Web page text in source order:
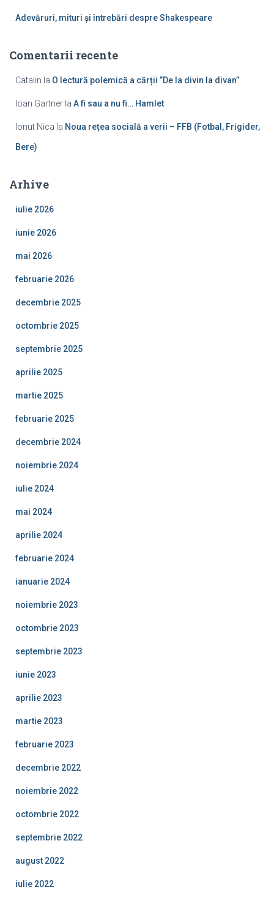
Adevăruri, mituri și întrebări despre Shakespeare
Comentarii recente
Catalin la O lectură polemică a cărții ”De la divin la divan”
Ioan Gartner la A fi sau a nu fi… Hamlet
Ionut Nica la Noua rețea socială a verii – FFB (Fotbal, Frigider,
Bere)
Arhive
iulie 2026
iunie 2026
mai 2026
februarie 2026
decembrie 2025
octombrie 2025
septembrie 2025
aprilie 2025
martie 2025
februarie 2025
decembrie 2024
noiembrie 2024
iulie 2024
mai 2024
aprilie 2024
februarie 2024
ianuarie 2024
noiembrie 2023
octombrie 2023
septembrie 2023
iunie 2023
aprilie 2023
martie 2023
februarie 2023
decembrie 2022
noiembrie 2022
octombrie 2022
septembrie 2022
august 2022
iulie 2022